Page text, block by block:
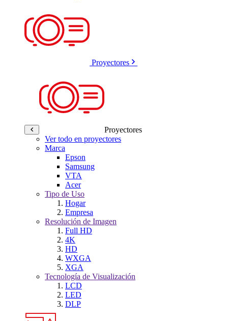
Proyectores
Proyectores
Ver todo en proyectores
Marca
Epson
Samsung
VTA
Acer
Tipo de Uso
Hogar
Empresa
Resolución de Imagen
Full HD
4K
HD
WXGA
XGA
Tecnología de Visualización
LCD
LED
DLP